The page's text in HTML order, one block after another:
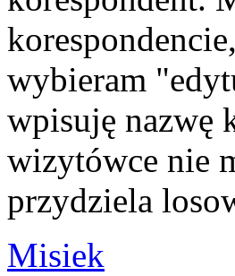
wybieram
wpisuję nazwę
wizytówce nie
przydziela
Misiek